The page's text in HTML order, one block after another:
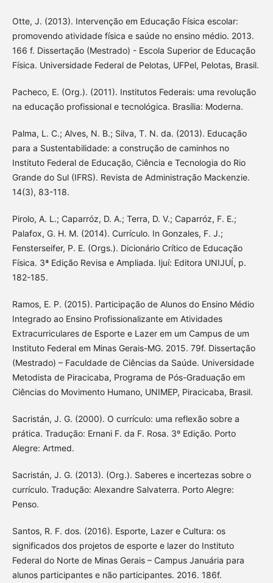
Otte, J. (2013). Intervenção em Educação Física escolar:
promovendo atividade física e saúde no ensino médio. 2013.
166 f. Dissertação (Mestrado) - Escola Superior de Educação
Física. Universidade Federal de Pelotas, UFPel, Pelotas, Brasil.
Pacheco, E. (Org.). (2011). Institutos Federais: uma revolução
na educação profissional e tecnológica. Brasília: Moderna.
Palma, L. C.; Alves, N. B.; Silva, T. N. da. (2013). Educação
para a Sustentabilidade: a construção de caminhos no
Instituto Federal de Educação, Ciência e Tecnologia do Rio
Grande do Sul (IFRS). Revista de Administração Mackenzie.
14(3), 83-118.
Pirolo, A. L.; Caparróz, D. A.; Terra, D. V.; Caparróz, F. E.;
Palafox, G. H. M. (2014). Currículo. In Gonzales, F. J.;
Fensterseifer, P. E. (Orgs.). Dicionário Crítico de Educação
Física. 3ª Edição Revisa e Ampliada. Ijuí: Editora UNIJUÍ, p.
182-185.
Ramos, E. P. (2015). Participação de Alunos do Ensino Médio
Integrado ao Ensino Profissionalizante em Atividades
Extracurriculares de Esporte e Lazer em um Campus de um
Instituto Federal em Minas Gerais-MG. 2015. 79f. Dissertação
(Mestrado) – Faculdade de Ciências da Saúde. Universidade
Metodista de Piracicaba, Programa de Pós-Graduação em
Ciências do Movimento Humano, UNIMEP, Piracicaba, Brasil.
Sacristán, J. G. (2000). O currículo: uma reflexão sobre a
prática. Tradução: Ernani F. da F. Rosa. 3º Edição. Porto
Alegre: Artmed.
Sacristán, J. G. (2013). (Org.). Saberes e incertezas sobre o
currículo. Tradução: Alexandre Salvaterra. Porto Alegre:
Penso.
Santos, R. F. dos. (2016). Esporte, Lazer e Cultura: os
significados dos projetos de esporte e lazer do Instituto
Federal do Norte de Minas Gerais – Campus Januária para
alunos participantes e não participantes. 2016. 186f.